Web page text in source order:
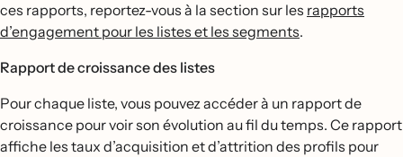
ces rapports, reportez-vous à la section sur les rapports
d’engagement pour les listes et les segments.
Rapport de croissance des listes
Pour chaque liste, vous pouvez accéder à un rapport de
croissance pour voir son évolution au fil du temps. Ce rapport
affiche les taux d’acquisition et d’attrition des profils pour